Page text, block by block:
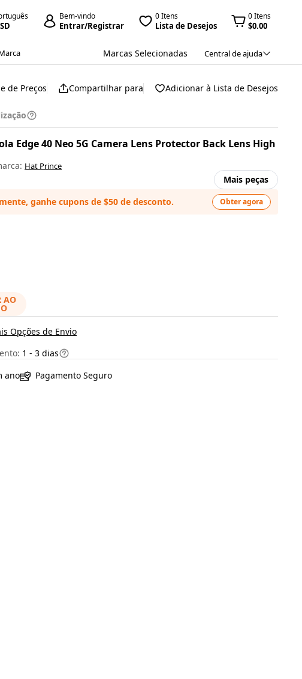
Bem-vindo
Entrar/Registrar
0 Itens
Lista de Desejos
0 Itens
$0.00
Marcas Selecionadas Central de ajuda
de Preços Compartilhar para Adicionar à Lista de Desejos
Edge 40 Neo 5G Camera Lens Protector Back Lens High
Hat Prince
Mais peças
ganhe cupons de $50 de desconto.
Obter agora
AO
Opções de Envio
1 - 3 dias
ano Pagamento Seguro